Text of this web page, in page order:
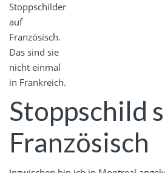
Stoppschilder
auf
Französisch.
Das sind sie
nicht einmal
in Frankreich.
Stoppschild
Französisch